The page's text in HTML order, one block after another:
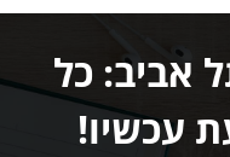
אביב: כל
עכשיו!